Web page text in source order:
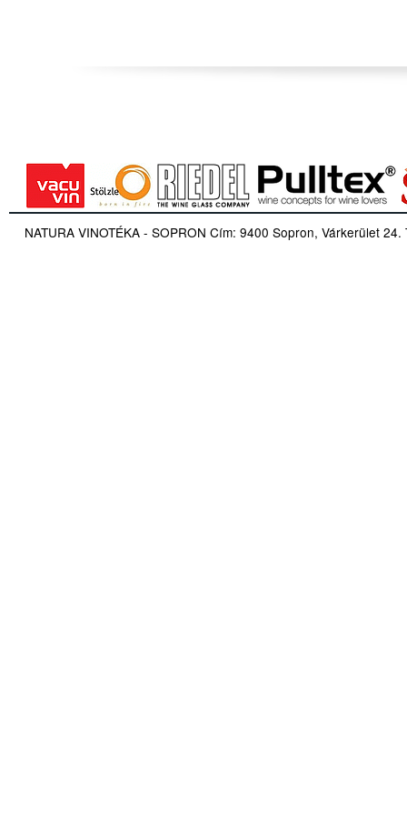
NATURA VINOTÉKA - SOPRON Cím: 9400 Sopron, Várkerület